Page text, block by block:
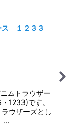
ス １２３３
ムトラウザー
1233)です。
ウザーズとし
…